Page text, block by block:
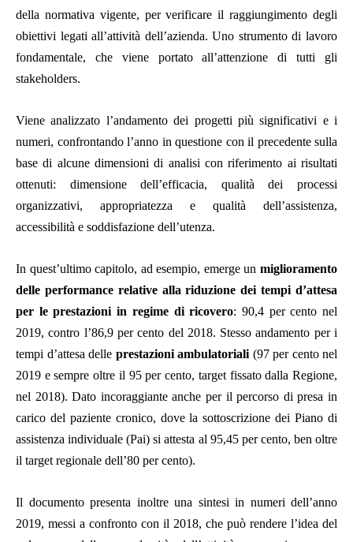
della normativa vigente, per verificare il raggiungimento degli
obiettivi legati all’attività dell’azienda. Uno strumento di lavoro
fondamentale, che viene portato all’attenzione di tutti gli
stakeholders.
Viene analizzato l’andamento dei progetti più significativi e i
numeri, confrontando l’anno in questione con il precedente sulla
base di alcune dimensioni di analisi con riferimento ai risultati
ottenuti: dimensione dell’efficacia, qualità dei processi
organizzativi, appropriatezza e qualità dell’assistenza,
accessibilità e soddisfazione dell’utenza.
In quest’ultimo capitolo, ad esempio, emerge un miglioramento
delle performance relative alla riduzione dei tempi d’attesa
per le prestazioni in regime di ricovero: 90,4 per cento nel
2019, contro l’86,9 per cento del 2018. Stesso andamento per i
tempi d’attesa delle prestazioni ambulatoriali (97 per cento nel
2019 e sempre oltre il 95 per cento, target fissato dalla Regione,
nel 2018). Dato incoraggiante anche per il percorso di presa in
carico del paziente cronico, dove la sottoscrizione dei Piano di
assistenza individuale (Pai) si attesta al 95,45 per cento, ben oltre
il target regionale dell’80 per cento).
Il documento presenta inoltre una sintesi in numeri dell’anno
2019, messi a confronto con il 2018, che può rendere l’idea del